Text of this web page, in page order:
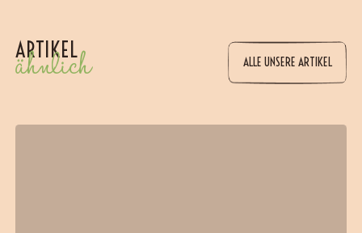
ARTIKEL
ähnlich ALLE UNSERE ARTIKEL